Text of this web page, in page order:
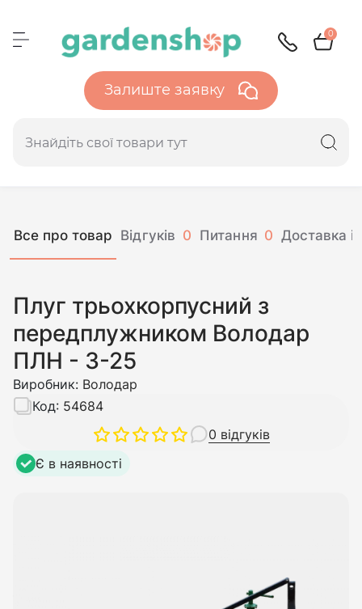
0
Залиште заявку
Все про товар Відгуків 0 Питання 0 Доставка і
Плуг трьохкорпусний з
передплужником Володар
ПЛН - 3-25
Виробник: Володар
0 відгуків
Код: 54684
Є в наявності